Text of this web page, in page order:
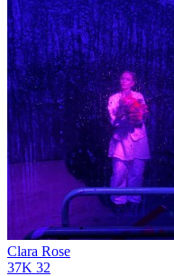
Clara Rose
37K 32